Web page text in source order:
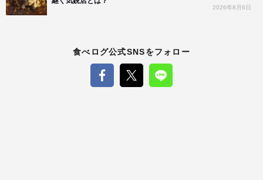
2026年8月6日
食べログ公式SNSをフォロー